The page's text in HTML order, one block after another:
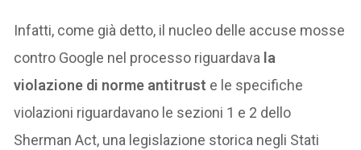
Infatti, come già detto, il nucleo delle accuse mosse
contro Google nel processo riguardava la
violazione di norme antitrust e le specifiche
violazioni riguardavano le sezioni 1 e 2 dello
Sherman Act, una legislazione storica negli Stati